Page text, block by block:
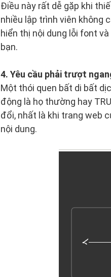
Điều này rất dễ gặp khi
nhiều lập trình viên không
hiển thị nội dung lỗi font
bạn.
4. Yêu cầu phải trượt
Một thói quen bất di bất
động là họ thường hay
đổi, nhất là khi trang web
nội dung.